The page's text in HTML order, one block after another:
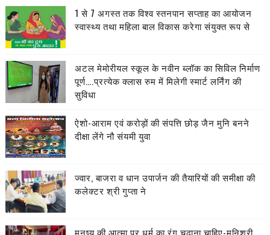
1 से 7 अगस्त तक विश्व स्तनपान सप्ताह का आयोजन
स्वास्थ्य तथा महिला बाल विकास करेगा संयुक्त रूप से
अटल मेमोरीयल स्कूल के नवीन ब्लॉक का सिविल निर्माण
पूर्ण….प्रत्येक क्लास रुम में मिलेगी स्मार्ट लर्निंग की
सुविधा
ऐशो-आराम एवं करोड़ों की संपत्ति छोड़ जैन मुनि बनने
दीक्षा लेंगे नौ संयमी युवा
ज्वार, बाजरा व धान उपार्जन की तैयारियों की समीक्षा की
कलेक्टर श्री गुप्ता ने
मनुष्य की आत्मा पर धर्म का रंग चढ़ाना चाहिए-मुनिश्री